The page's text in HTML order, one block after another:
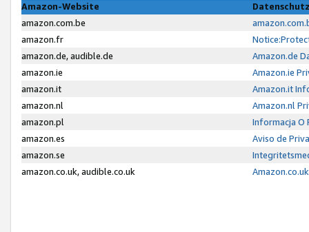
Amazon-Website
amazon.com.be
amazon.fr
amazon.de, audible.de
Amazon.de
amazon.ie
Amazon.ie
amazon.it
Amazon.it
amazon.nl
Amazon.nl
amazon.pl
Informacja O
amazon.es
Aviso de
amazon.se
amazon.co.uk, audible.co.uk